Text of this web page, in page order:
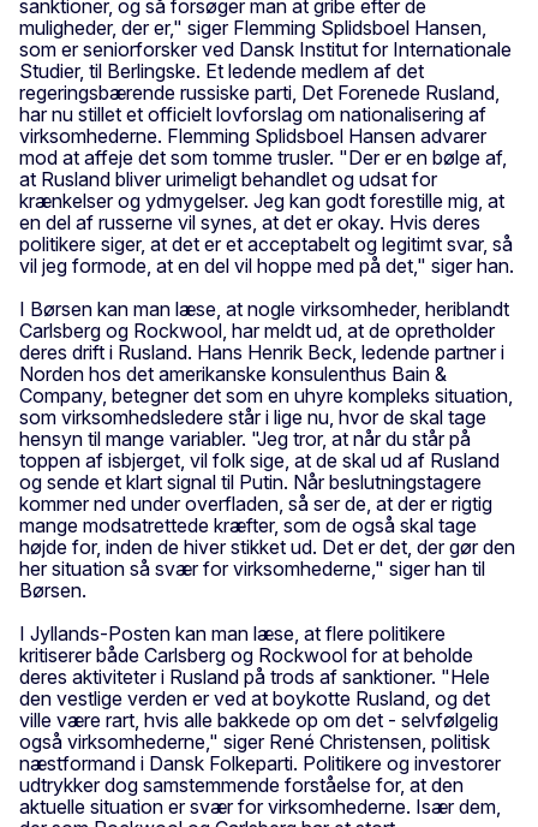
sanktioner, og så forsøger man at gribe efter de
muligheder, der er," siger Flemming Splidsboel Hansen,
som er seniorforsker ved Dansk Institut for Internationale
Studier, til Berlingske. Et ledende medlem af det
regeringsbærende russiske parti, Det Forenede Rusland,
har nu stillet et officielt lovforslag om nationalisering af
virksomhederne. Flemming Splidsboel Hansen advarer
mod at affeje det som tomme trusler. "Der er en bølge af,
at Rusland bliver urimeligt behandlet og udsat for
krænkelser og ydmygelser. Jeg kan godt forestille mig, at
en del af russerne vil synes, at det er okay. Hvis deres
politikere siger, at det er et acceptabelt og legitimt svar, så
vil jeg formode, at en del vil hoppe med på det," siger han.
I Børsen kan man læse, at nogle virksomheder, heriblandt
Carlsberg og Rockwool, har meldt ud, at de opretholder
deres drift i Rusland. Hans Henrik Beck, ledende partner i
Norden hos det amerikanske konsulenthus Bain &
Company, betegner det som en uhyre kompleks situation,
som virksomhedsledere står i lige nu, hvor de skal tage
hensyn til mange variabler. "Jeg tror, at når du står på
toppen af isbjerget, vil folk sige, at de skal ud af Rusland
og sende et klart signal til Putin. Når beslutningstagere
kommer ned under overfladen, så ser de, at der er rigtig
mange modsatrettede kræfter, som de også skal tage
højde for, inden de hiver stikket ud. Det er det, der gør den
her situation så svær for virksomhederne," siger han til
Børsen.
I Jyllands-Posten kan man læse, at flere politikere
kritiserer både Carlsberg og Rockwool for at beholde
deres aktiviteter i Rusland på trods af sanktioner. "Hele
den vestlige verden er ved at boykotte Rusland, og det
ville være rart, hvis alle bakkede op om det - selvfølgelig
også virksomhederne," siger René Christensen, politisk
næstformand i Dansk Folkeparti. Politikere og investorer
udtrykker dog samstemmende forståelse for, at den
aktuelle situation er svær for virksomhederne. Især dem,